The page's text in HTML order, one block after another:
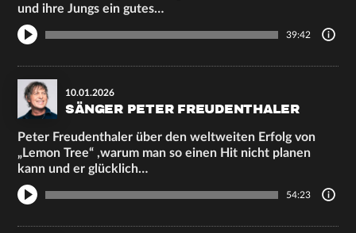
und ihre Jungs ein gutes…
39:42
10.01.2026
SÄNGER PETER FREUDENTHALER
Peter Freudenthaler über den weltweiten Erfolg von
„Lemon Tree“ ,warum man so einen Hit nicht planen
kann und er glücklich…
54:23